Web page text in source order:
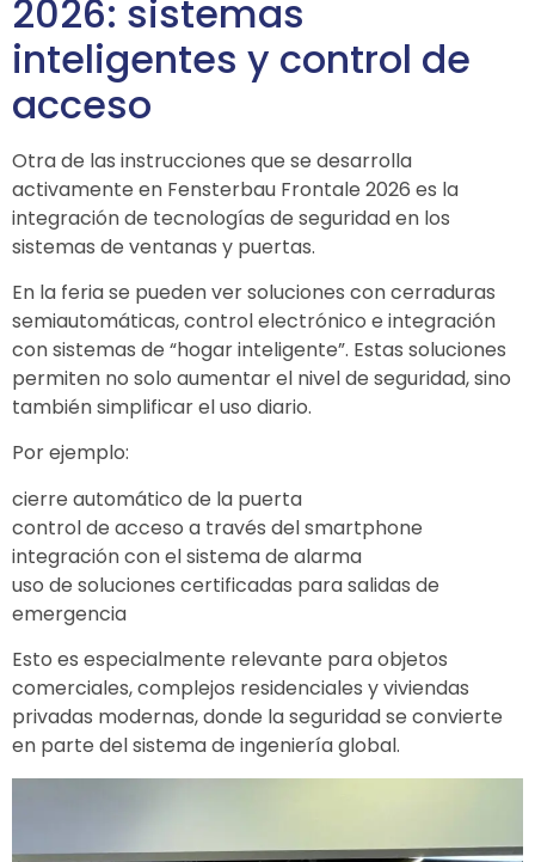
2026: sistemas
inteligentes y control de
acceso
Otra de las instrucciones que se desarrolla
activamente en Fensterbau Frontale 2026 es la
integración de tecnologías de seguridad en los
sistemas de ventanas y puertas.
En la feria se pueden ver soluciones con cerraduras
semiautomáticas, control electrónico e integración
con sistemas de “hogar inteligente”. Estas soluciones
permiten no solo aumentar el nivel de seguridad, sino
también simplificar el uso diario.
Por ejemplo:
cierre automático de la puerta
control de acceso a través del smartphone
integración con el sistema de alarma
uso de soluciones certificadas para salidas de
emergencia
Esto es especialmente relevante para objetos
comerciales, complejos residenciales y viviendas
privadas modernas, donde la seguridad se convierte
en parte del sistema de ingeniería global.